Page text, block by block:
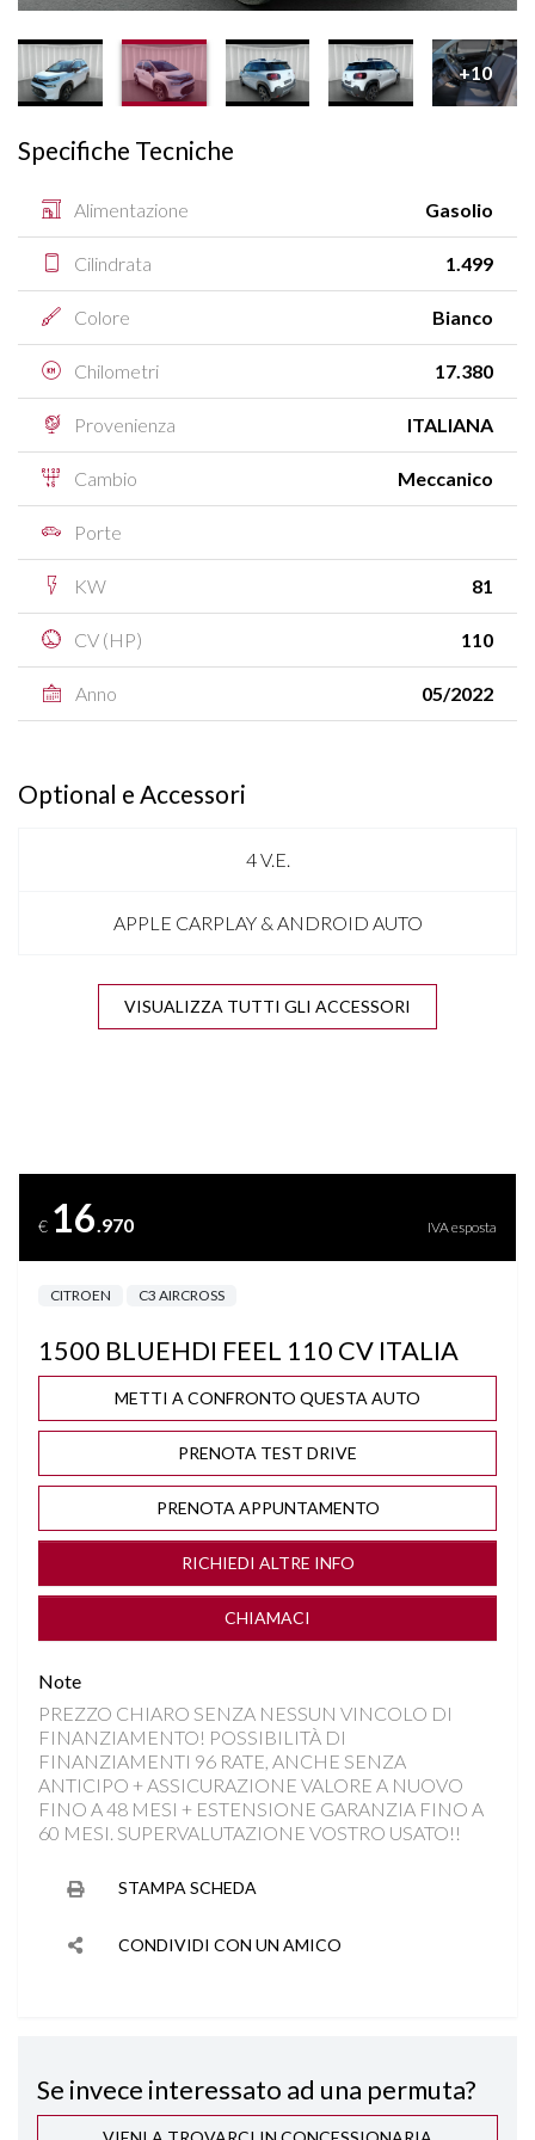
+10
Specifiche Tecniche
Alimentazione Gasolio
Cilindrata 1.499
Colore Bianco
Chilometri 17.380
Provenienza ITALIANA
Cambio Meccanico
Porte
KW 81
CV (HP) 110
Anno 05/2022
Optional e Accessori
4 V.E.
APPLE CARPLAY & ANDROID AUTO
BARRE SUL TETTO NERE
COMPUTER DI BORDO
DISATTIVAZIONE AIRBAG LATO PASSEGGERO
FARI LED
FENDINEBBIA
INGRESSO USB
ISOFIX
LANE ASSIST
RILEVAMENTO ATTENZIONE DEL CONDUCENTE
SEDILE REGOLABILE IN ALTEZZA
SEDILI SDOPPIABILI
SPECCHIETTI ELETTRICI RICHIUDIBILI
VISUALIZZA TUTTI GLI ACCESSORI
€ 16.970 IVA esposta
CITROEN C3 AIRCROSS
1500 BLUEHDI FEEL 110 CV ITALIA
METTI A CONFRONTO QUESTA AUTO
PRENOTA TEST DRIVE
PRENOTA APPUNTAMENTO
RICHIEDI ALTRE INFO
CHIAMACI
Note
PREZZO CHIARO SENZA NESSUN VINCOLO DI
FINANZIAMENTO! POSSIBILITÀ DI
FINANZIAMENTI 96 RATE, ANCHE SENZA
ANTICIPO + ASSICURAZIONE VALORE A NUOVO
FINO A 48 MESI + ESTENSIONE GARANZIA FINO A
60 MESI. SUPERVALUTAZIONE VOSTRO USATO!!
STAMPA SCHEDA
CONDIVIDI CON UN AMICO
Se invece interessato ad una permuta?